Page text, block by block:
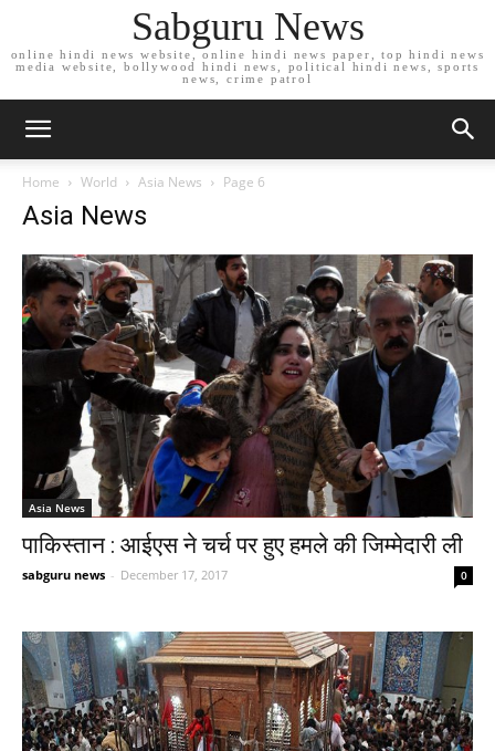
Sabguru News
online hindi news website, online hindi news paper, top hindi news
media website, bollywood hindi news, political hindi news, sports
news, crime patrol
Home World Asia News Page 6
Asia News
Asia News
पाकिस्तान : आईएस ने चर्च पर हुए हमले की जिम्मेदारी ली
sabguru news - December 17, 2017 0